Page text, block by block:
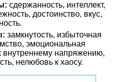
сдержанность, интеллект,
достоинство, вкус,
замкнутость, избыточная
эмоциональная
внутреннему напряжению,
нелюбовь к хаосу.